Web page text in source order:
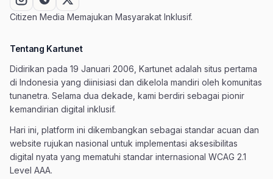
Citizen Media Memajukan Masyarakat Inklusif.
Tentang Kartunet
Didirikan pada 19 Januari 2006, Kartunet adalah situs pertama
di Indonesia yang diinisiasi dan dikelola mandiri oleh komunitas
tunanetra. Selama dua dekade, kami berdiri sebagai pionir
kemandirian digital inklusif.
Hari ini, platform ini dikembangkan sebagai standar acuan dan
website rujukan nasional untuk implementasi aksesibilitas
digital nyata yang mematuhi standar internasional WCAG 2.1
Level AAA.